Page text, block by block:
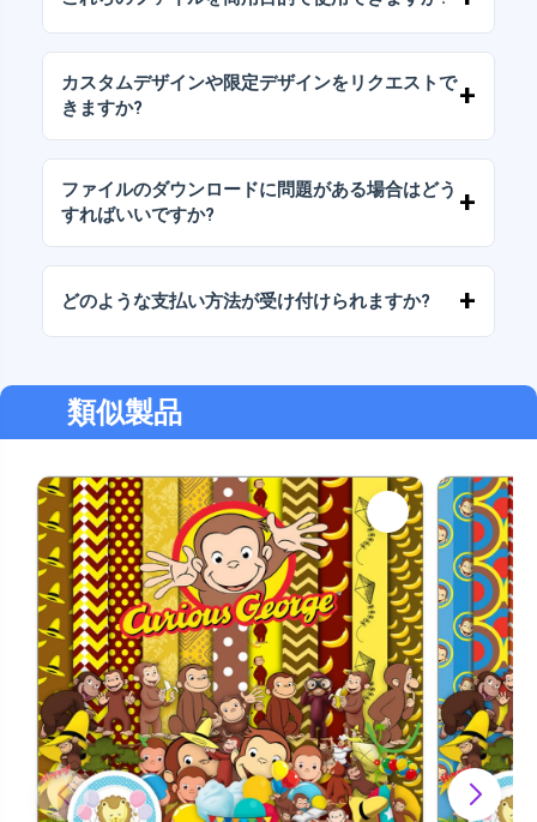
れています。
（変更せずに）再販しないことを条件として、
個人ライセンスと商用ライセンスが含まれてい
ます。
カスタムデザインや限定デザインをリクエストで
きますか?
ます。お気軽にお問い合わせいただき、ご希望
をお伝えください。
ファイルのダウンロードに問題がある場合はどう
すればいいですか?
さい。追加料金なしでファイルの回復をお手伝
いいたします。
どのような支払い方法が受け付けられますか?
る支払い方法に対応しています。
類似製品